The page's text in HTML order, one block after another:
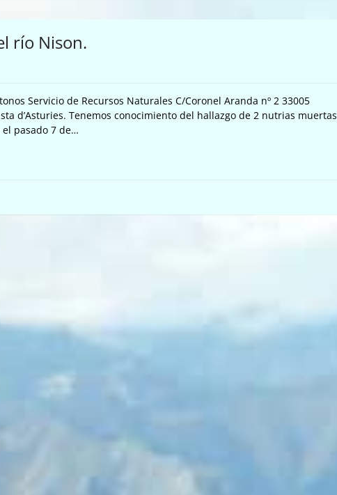
río Nison.
Servicio de Recursos Naturales C/Coronel Aranda nº 2 33005
d’Asturies. Tenemos conocimiento del hallazgo de 2 nutrias muertas
pasado 7 de…